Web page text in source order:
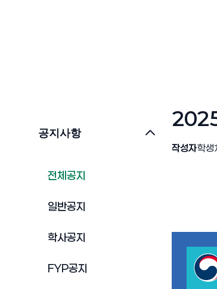
공지사항
전체공지
일반공지
학사공지
FYP공지
2025
작성자학생